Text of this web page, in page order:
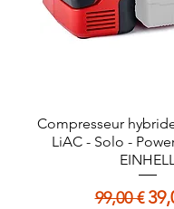
Aperçu
Compresseur
LiAC - Solo -
EINHELL
Prix
99,00 €